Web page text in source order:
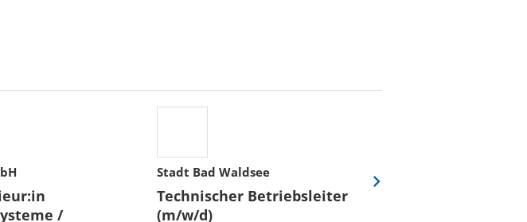
/
Stadt Bad Waldsee
Technischer Betriebsleiter
(m/w/d)
Eine